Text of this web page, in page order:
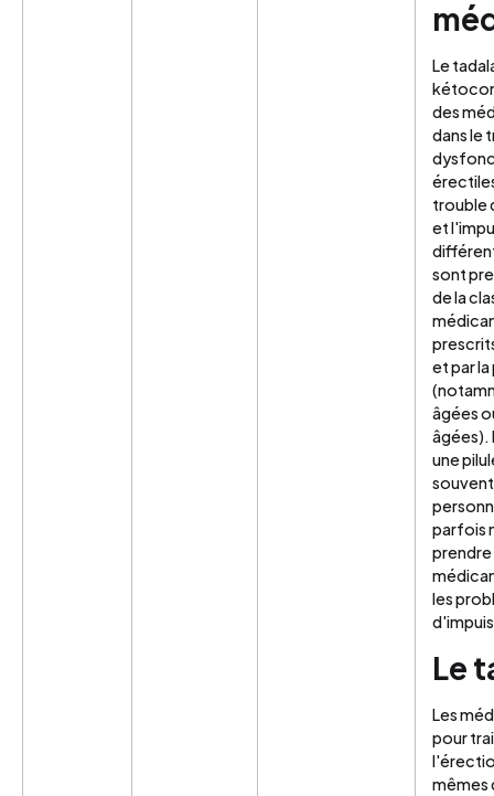
Le
des
dans le
trouble
et
sont
de la
et par
âgées
âgées).
une
parfois
prendre
les
Le
Les
pour
mêmes